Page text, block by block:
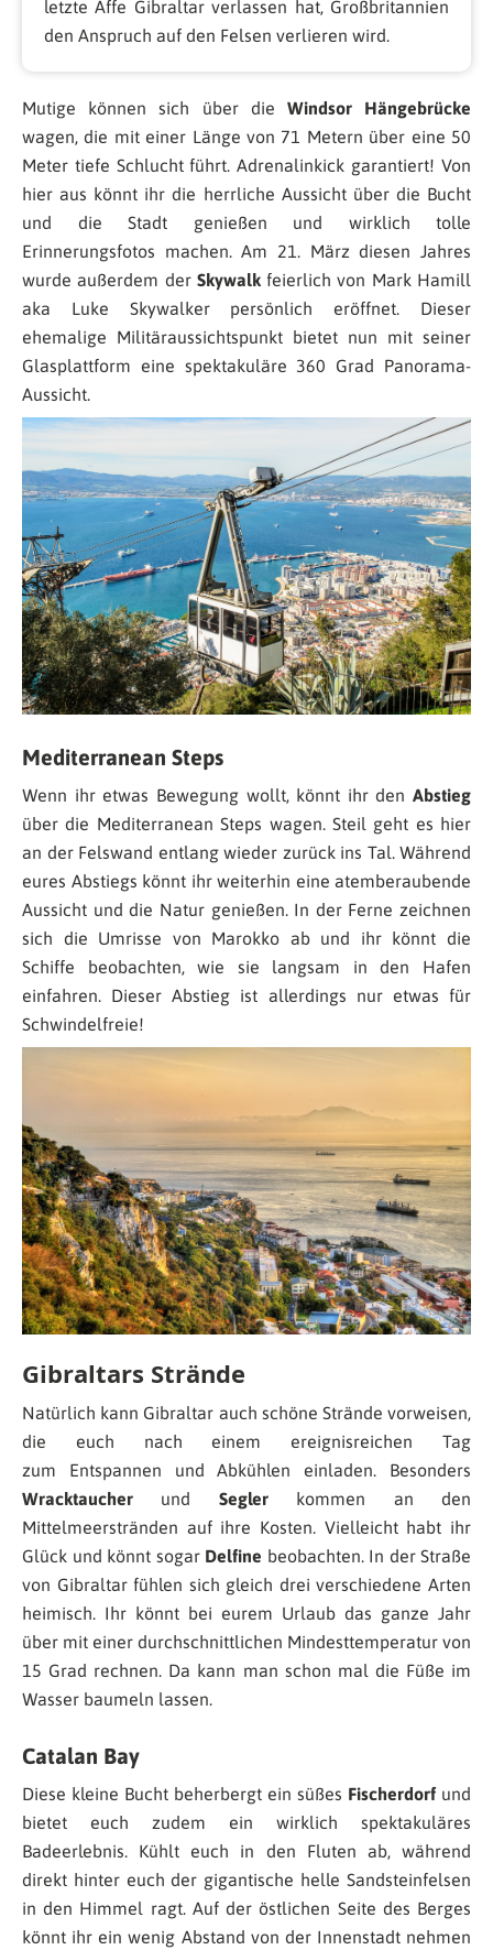
letzte Affe Gibraltar verlassen hat, Großbritannien
den Anspruch auf den Felsen verlieren wird.
Mutige können sich über die Windsor Hängebrücke
wagen, die mit einer Länge von 71 Metern über eine 50
Meter tiefe Schlucht führt. Adrenalinkick garantiert! Von
hier aus könnt ihr die herrliche Aussicht über die Bucht
und die Stadt genießen und wirklich tolle
Erinnerungsfotos machen. Am 21. März diesen Jahres
wurde außerdem der Skywalkfeierlich von Mark Hamill
aka Luke Skywalker persönlich eröffnet. Dieser
ehemalige Militäraussichtspunkt bietet nun mit seiner
Glasplattform eine spektakuläre 360 Grad Panorama-
Aussicht.
Mediterranean Steps
Wenn ihr etwas Bewegung wollt, könnt ihr den Abstieg
über die Mediterranean Steps wagen. Steil geht es hier
an der Felswand entlang wieder zurück ins Tal. Während
eures Abstiegs könnt ihr weiterhin eine atemberaubende
Aussicht und die Natur genießen. In der Ferne zeichnen
sich die Umrisse von Marokko ab und ihr könnt die
Schiffe beobachten, wie sie langsam in den Hafen
einfahren. Dieser Abstieg ist allerdings nur etwas für
Schwindelfreie!
Gibraltars Strände
Natürlich kann Gibraltar auch schöne Strände vorweisen,
die euch nach einem ereignisreichen Tag
zum Entspannen und Abkühlen einladen. Besonders
Wracktaucher und Seglerkommen an den
Mittelmeerstränden auf ihre Kosten. Vielleicht habt ihr
Glück und könnt sogar Delfine beobachten. In der Straße
von Gibraltar fühlen sich gleich drei verschiedene Arten
heimisch. Ihr könnt bei eurem Urlaub das ganze Jahr
über mit einer durchschnittlichen Mindesttemperatur von
15 Grad rechnen. Da kann man schon mal die Füße im
Wasser baumeln lassen.
Catalan Bay
Diese kleine Bucht beherbergt ein süßes Fischerdorfund
bietet euch zudem ein wirklich spektakuläres
Badeerlebnis. Kühlt euch in den Fluten ab, während
direkt hinter euch der gigantische helle Sandsteinfelsen
in den Himmel ragt. Auf der östlichen Seite des Berges
könnt ihr ein wenig Abstand von der Innenstadt nehmen